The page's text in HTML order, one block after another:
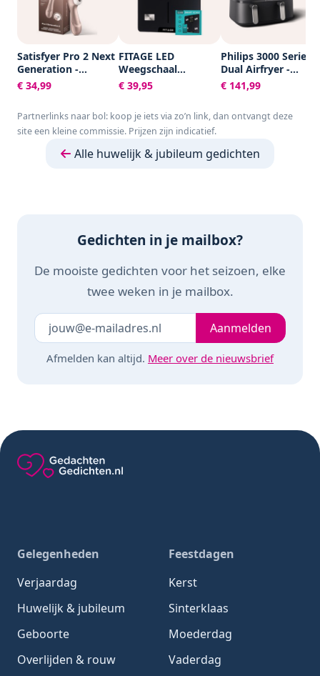
Satisfyer Pro 2 Next
Generation -
Luchtdrukvibrator
met 11
waterdicht
€ 34,99
FITAGE LED
Weegschaal
Personenweegschaal
Digitaal - Slimme
Lichaamsanalyse -
Weegschalen -
€ 39,95
Philips 3000 Series
Dual Airfryer -
NA351/00 - Dubbele
Mand - 9L - Tot 6
Zwart/Zilver
€ 141,99
Partnerlinks naar bol: koop je iets via zo’n link, dan ontvangt deze
site een kleine commissie. Prijzen zijn indicatief.
Alle huwelijk & jubileum gedichten
Gedichten in je mailbox?
De mooiste gedichten voor het seizoen, elke
twee weken in je mailbox.
Laat dit veld leeg Je e-mailadresAanmelden
Afmelden kan altijd. Meer over de nieuwsbrief
Gelegenheden
Verjaardag
Huwelijk & jubileum
Geboorte
Overlijden & rouw
Feestdagen
Kerst
Sinterklaas
Moederdag
Vaderdag